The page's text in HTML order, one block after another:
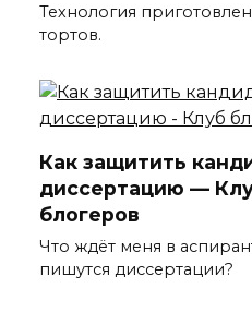
Технология
тортов.
Как защитить
диссертацию —
блогеров
Что ждёт меня в
пишутся диссертации?